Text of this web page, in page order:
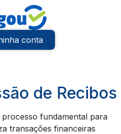
conta
de Recibos
fundamental para
transações financeiras